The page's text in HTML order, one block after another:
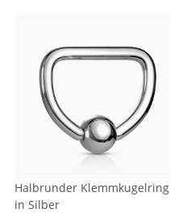
Halbrunder Klemmkugelring
in Silber